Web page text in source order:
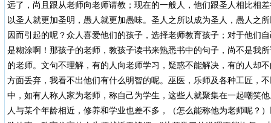
远了，尚且跟从老师向老师请教；现在的一般人，他们跟圣人相比相
以圣人就更加圣明，愚人就更加愚味。圣人之所以成为圣人，愚人之
因而引起的呢？众人喜爱他们的孩子，选择老师教育孩子；对于他们
是糊涂啊！那孩子的老师，教孩子读书来熟悉书中的句子，尚不是我
的老师。文句不理解，有的人向老师学习，疑惑不能解决，有的人却
方面丢弃，我看不出他们有什么明智的呢。巫医，乐师及各种工匠，
中，如有人称人家为老师，称自己为学生，这些人就聚集在一起嘲笑
人与某个年龄相近，修养和学业也差不多，（怎么能称他为老师呢？